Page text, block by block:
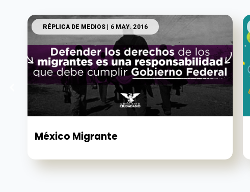
RÉPLICA DE MEDIOS | 6 MAY. 2016
México Migrante